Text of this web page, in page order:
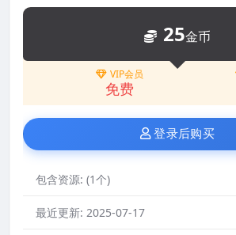
25金币
VIP会员
免费
登录后购买
包含资源: (1个)
最近更新: 2025-07-17